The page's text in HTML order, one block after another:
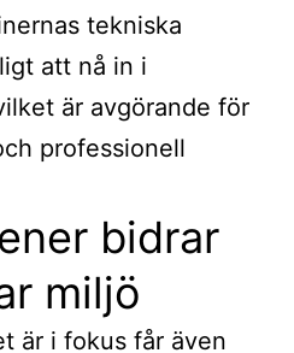
tekniska
att nå in i
är avgörande för
professionell
bidrar
miljö
är i fokus får även